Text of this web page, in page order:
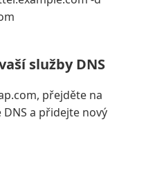
služby DNS
přejděte na
a přidejte nový